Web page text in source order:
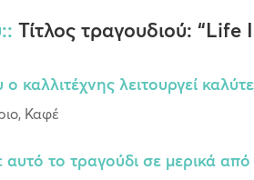
Τίτλος τραγουδιού: “Life
καλλιτέχνης λειτουργεί
Καφέ
το τραγούδι σε μερικά